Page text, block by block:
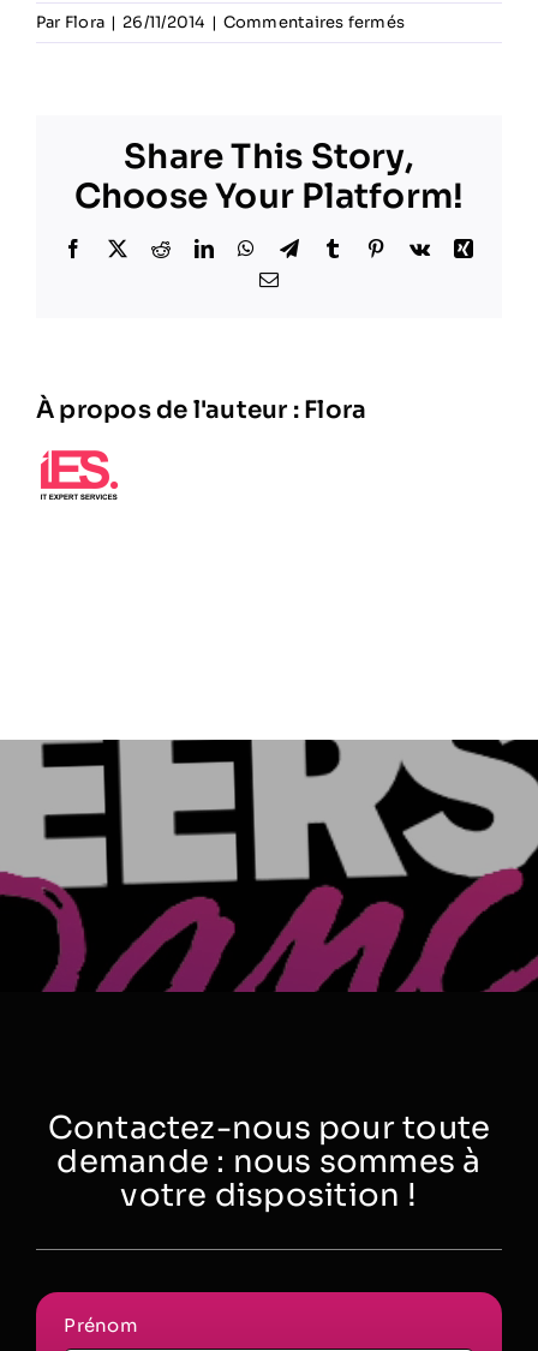
Par Flora | 26/11/2014 | Commentaires ferméssur
Share This Story,
Choose Your Platform!
Facebook
X RedditLinkedInWhatsApp
TelegramTumblr Pinterest
Vk
Xing
Email
À propos de l'auteur : Flora
Contactez-nous pour toute
demande : nous sommes à
votre disposition !
Prénom